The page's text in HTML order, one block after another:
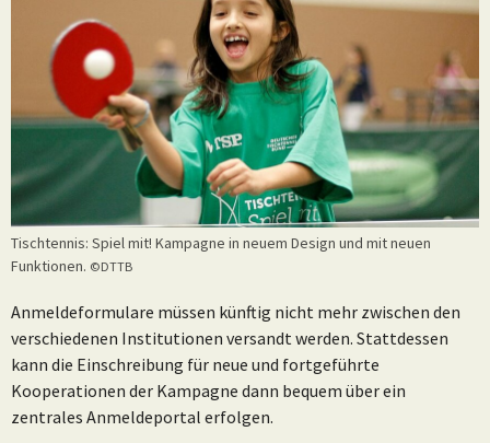
Tischtennis: Spiel mit! Kampagne in neuem Design und mit neuen
Funktionen. ©DTTB
Anmeldeformulare müssen künftig nicht mehr zwischen den
verschiedenen Institutionen versandt werden. Stattdessen
kann die Einschreibung für neue und fortgeführte
Kooperationen der Kampagne dann bequem über ein
zentrales Anmeldeportal erfolgen.